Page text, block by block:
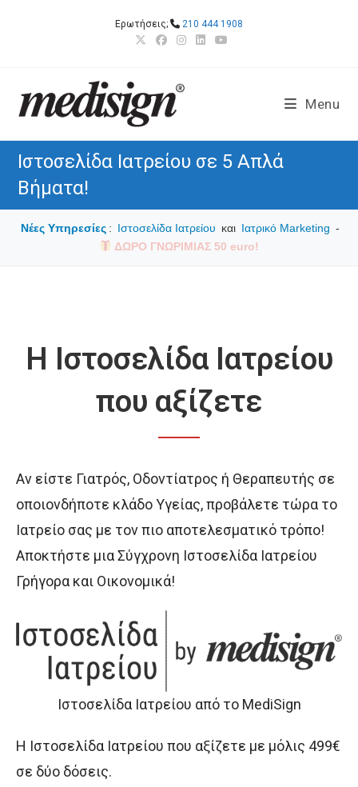
Ερωτήσεις; 210 444 1908
Menu
Ιστοσελίδα Ιατρείου σε 5 Απλά
Βήματα!
Νέες Υπηρεσίες : Ιστοσελίδα Ιατρείου και Ιατρικό Marketing -
ΔΩΡΟ ΓΝΩΡΙΜΙΑΣ 50 euro!
Η Ιστοσελίδα Ιατρείου
που αξίζετε
Αν είστε Γιατρός, Οδοντίατρος ή Θεραπευτής σε
οποιονδήποτε κλάδο Υγείας, προβάλετε τώρα το
Ιατρείο σας με τον πιο αποτελεσματικό τρόπο!
Αποκτήστε μια Σύγχρονη Ιστοσελίδα Ιατρείου
Γρήγορα και Οικονομικά!
Ιστοσελίδα Ιατρείου από το MediSign
Η Ιστοσελίδα Ιατρείου που αξίζετε με μόλις 499€
σε δύο δόσεις.